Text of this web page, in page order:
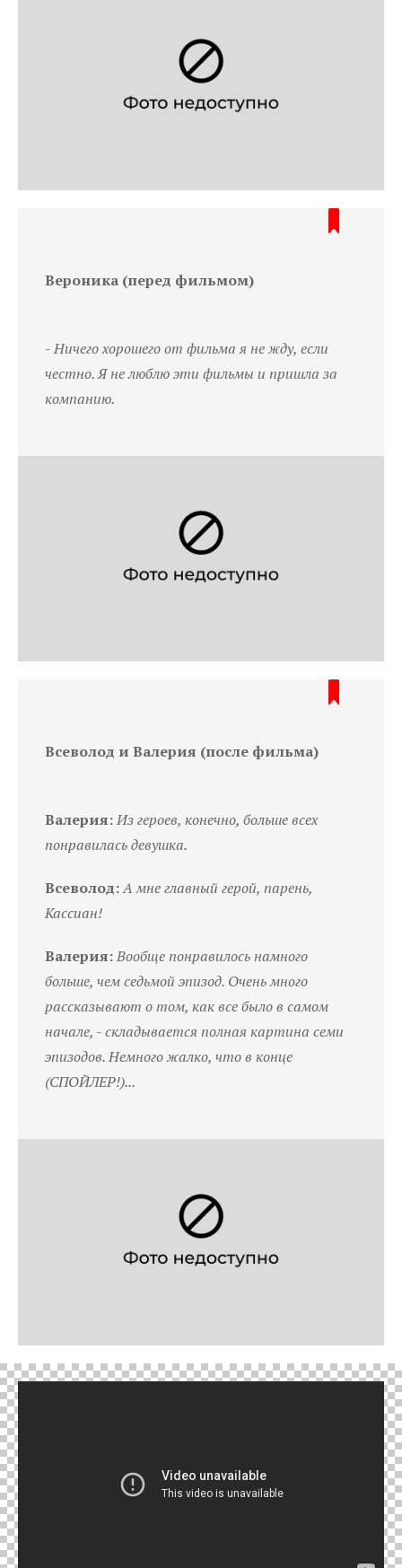
Вероника (перед фильмом)
-Ничего хорошего от фильма я не жду, если
честно. Я не люблю эти фильмы и пришла за
компанию.
Всеволод и Валерия (после фильма)
Валерия:Из героев, конечно, больше всех
понравилась девушка.
Всеволод:А мне главный герой, парень,
Кассиан!
Валерия:Вообще понравилось намного
больше, чем седьмой эпизод. Очень много
рассказывают о том, как все было в самом
начале, - складывается полная картина семи
эпизодов. Немного жалко, что в конце
(СПОЙЛЕР!)...